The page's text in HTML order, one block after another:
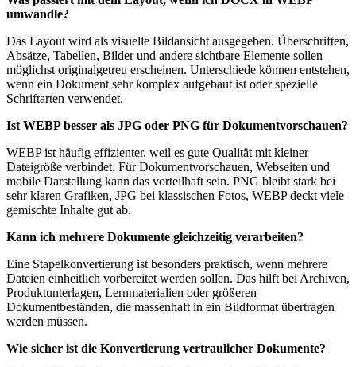
umwandle?
Das Layout wird als visuelle Bildansicht ausgegeben. Überschriften,
Absätze, Tabellen, Bilder und andere sichtbare Elemente sollen
möglichst originalgetreu erscheinen. Unterschiede können entstehen,
wenn ein Dokument sehr komplex aufgebaut ist oder spezielle
Schriftarten verwendet.
Ist WEBP besser als JPG oder PNG für Dokumentvorschauen?
WEBP ist häufig effizienter, weil es gute Qualität mit kleiner
Dateigröße verbindet. Für Dokumentvorschauen, Webseiten und
mobile Darstellung kann das vorteilhaft sein. PNG bleibt stark bei
sehr klaren Grafiken, JPG bei klassischen Fotos, WEBP deckt viele
gemischte Inhalte gut ab.
Kann ich mehrere Dokumente gleichzeitig verarbeiten?
Eine Stapelkonvertierung ist besonders praktisch, wenn mehrere
Dateien einheitlich vorbereitet werden sollen. Das hilft bei Archiven,
Produktunterlagen, Lernmaterialien oder größeren
Dokumentbeständen, die massenhaft in ein Bildformat übertragen
werden müssen.
Wie sicher ist die Konvertierung vertraulicher Dokumente?